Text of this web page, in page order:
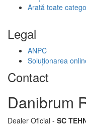
Arată toate
Legal
ANPC
Soluționarea
Contact
Danibrum
Dealer Oficial - SC